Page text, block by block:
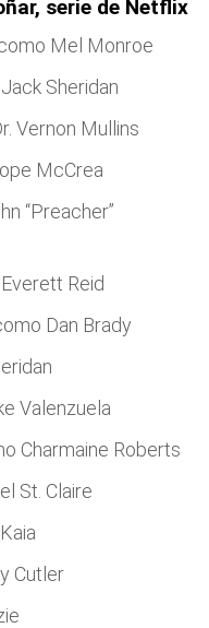
serie de Netflix
Mel Monroe
Sheridan
Vernon Mullins
McCrea
“Preacher”
Reid
Dan Brady
Valenzuela
Charmaine Roberts
St. Claire
Cutler